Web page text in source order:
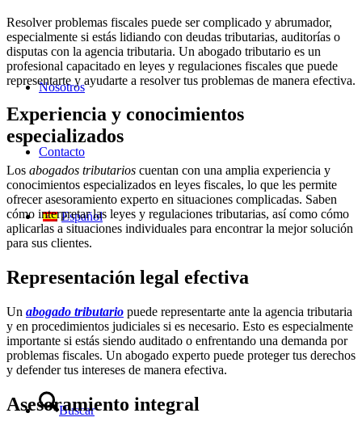
Nosotros
Contacto
Español
Buscar
Resolver problemas fiscales puede ser complicado y abrumador,
especialmente si estás lidiando con deudas tributarias, auditorías o
disputas con la agencia tributaria. Un abogado tributario es un
profesional capacitado en leyes y regulaciones fiscales que puede
representarte y ayudarte a resolver tus problemas de manera efectiva.
Experiencia y conocimientos
especializados
Los abogados tributarios cuentan con una amplia experiencia y
conocimientos especializados en leyes fiscales, lo que les permite
ofrecer asesoramiento experto en situaciones complicadas. Saben
cómo interpretar las leyes y regulaciones tributarias, así como cómo
aplicarlas a situaciones individuales para encontrar la mejor solución
para sus clientes.
Representación legal efectiva
Un abogado tributario puede representarte ante la agencia tributaria
y en procedimientos judiciales si es necesario. Esto es especialmente
importante si estás siendo auditado o enfrentando una demanda por
problemas fiscales. Un abogado experto puede proteger tus derechos
y defender tus intereses de manera efectiva.
Asesoramiento integral